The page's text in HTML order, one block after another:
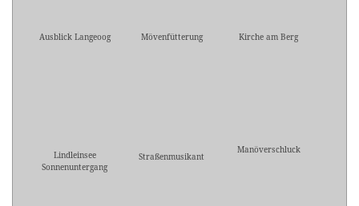
Ausblick Langeoog Mövenfütterung Kirche am Berg
Lindleinsee
Sonnenuntergang
Straßenmusikant
Manöverschluck